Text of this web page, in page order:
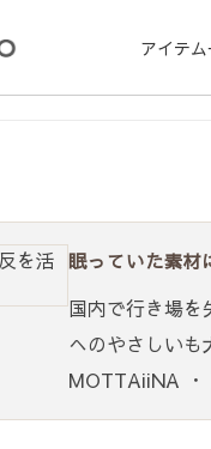
アイテ
眠っていた素材
国内で行き場
へのやさしいも
MOTTAiiNA ・